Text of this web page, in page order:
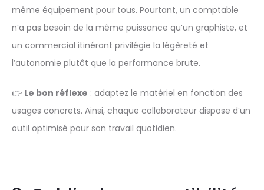
même équipement pour tous. Pourtant, un comptable
n’a pas besoin de la même puissance qu’un graphiste, et
un commercial itinérant privilégie la légèreté et
l’autonomie plutôt que la performance brute.
👉 Le bon réflexe : adaptez le matériel en fonction des
usages concrets. Ainsi, chaque collaborateur dispose d’un
outil optimisé pour son travail quotidien.